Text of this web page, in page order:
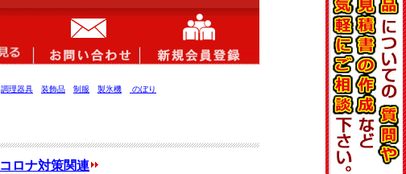
調理器具 装飾品 制服 製氷機 のぼり
コロナ対策関連